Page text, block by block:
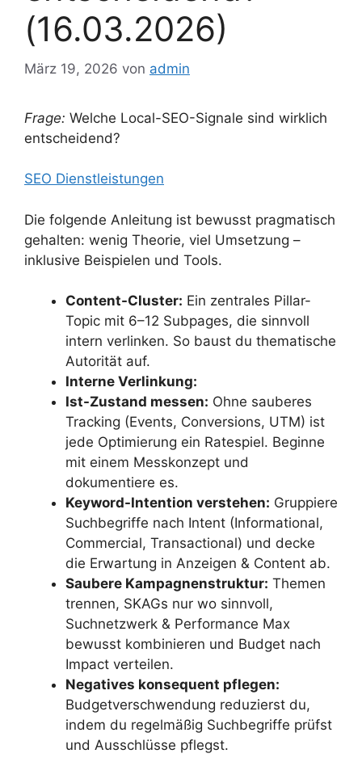
(16.03.2026)
März 19, 2026 von admin
Frage: Welche Local-SEO-Signale sind wirklich
entscheidend?
SEO Dienstleistungen
Die folgende Anleitung ist bewusst pragmatisch
gehalten: wenig Theorie, viel Umsetzung –
inklusive Beispielen und Tools.
Content-Cluster: Ein zentrales Pillar-
Topic mit 6–12 Subpages, die sinnvoll
intern verlinken. So baust du thematische
Autorität auf.
Interne Verlinkung:
Ist-Zustand messen: Ohne sauberes
Tracking (Events, Conversions, UTM) ist
jede Optimierung ein Ratespiel. Beginne
mit einem Messkonzept und
dokumentiere es.
Keyword-Intention verstehen: Gruppiere
Suchbegriffe nach Intent (Informational,
Commercial, Transactional) und decke
die Erwartung in Anzeigen & Content ab.
Saubere Kampagnenstruktur: Themen
trennen, SKAGs nur wo sinnvoll,
Suchnetzwerk & Performance Max
bewusst kombinieren und Budget nach
Impact verteilen.
Negatives konsequent pflegen:
Budgetverschwendung reduzierst du,
indem du regelmäßig Suchbegriffe prüfst
und Ausschlüsse pflegst.